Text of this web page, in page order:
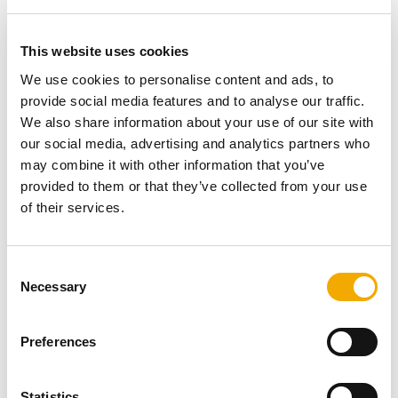
This website uses cookies
We use cookies to personalise content and ads, to
provide social media features and to analyse our traffic.
We also share information about your use of our site with
our social media, advertising and analytics partners who
may combine it with other information that you’ve
provided to them or that they’ve collected from your use
of their services.
Necessary
Preferences
Нашите продукти са привлекателни, ясни,
издръжливи и изискани.
Общуваме ясно, просто и ефективно.
Повече време в рамките на
собствените ви четири стени